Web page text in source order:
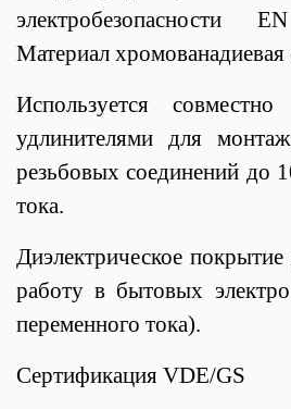
Материал хромованадиевая
Используется
удлинителями для
резьбовых соединений до
тока.
Диэлектрическое покрытие
работу в бытовых
переменного тока).
Сертификация VDE/GS